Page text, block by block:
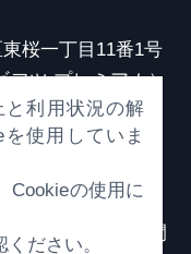
桜一丁目11番1号
フツ プレミアム）
観光相談対応時間
利用状況の解
使用していま
Cookieの使用に
ください。